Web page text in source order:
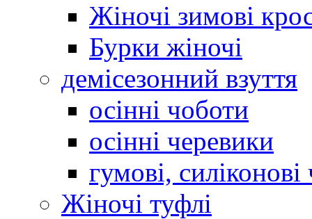
Жіночі зимові
Бурки жіночі
демісезонний взуття
осінні чоботи
осінні черевики
гумові,
Жіночі туфлі